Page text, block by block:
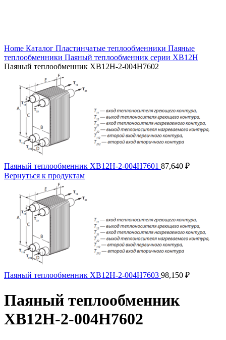
Home Каталог Пластинчатые теплообменники Паяные
теплообменники Паяный теплообменник серии XB12H
Паяный теплообменник XB12H-2-004H7602
Паяный теплообменник XB12H-2-004H7601 87,640 ₽
Вернуться к продуктам
Паяный теплообменник XB12H-2-004H7603 98,150 ₽
Паяный теплообменник
XB12H-2-004H7602